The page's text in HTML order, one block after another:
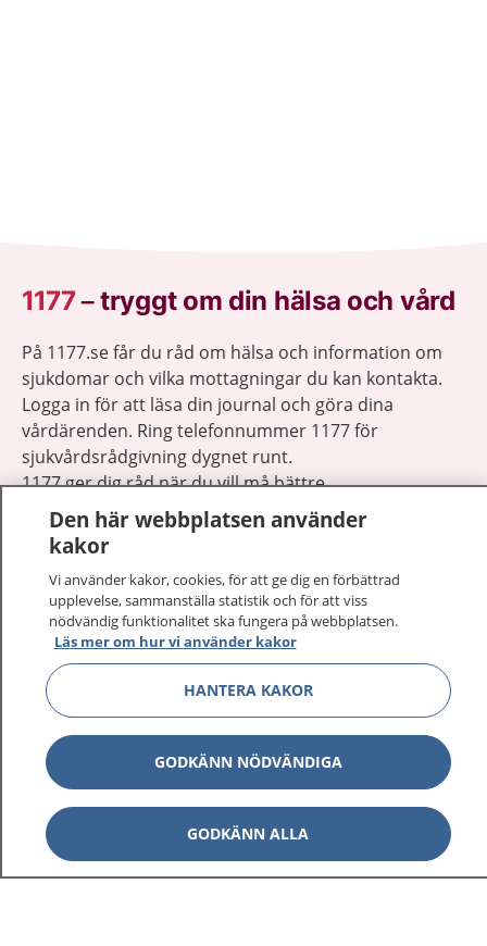
1177–tryggt om din hälsa och vård
På 1177.se får du råd om hälsa och information om
sjukdomar och vilka mottagningar du kan kontakta.
Logga in för att läsa din journal och göra dina
vårdärenden. Ring telefonnummer 1177 för
sjukvårdsrådgivning dygnet runt.
1177 ger dig råd när du vill må bättre.
1177 på flera språk
Om 1177 Visa
Kontakt Visa
Behandling av personuppgifter
Hantering av kakor
Den här webbplatsen använder
kakor
Vi använder kakor, cookies, för att ge dig en förbättrad
upplevelse, sammanställa statistik och för att viss
nödvändig funktionalitet ska fungera på webbplatsen.
Läs mer om hur vi använder kakor
HANTERA KAKOR
GODKÄNN NÖDVÄNDIGA
GODKÄNN ALLA